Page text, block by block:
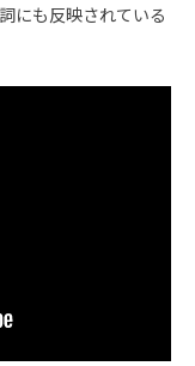
にも反映されている